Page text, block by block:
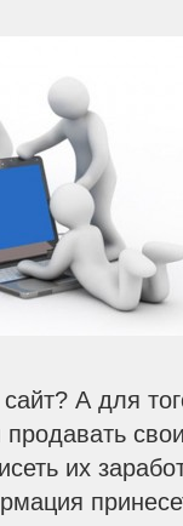
А для
продавать
их